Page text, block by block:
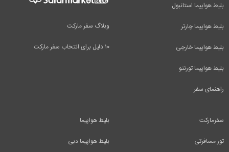
وبلاگ سفر مارکت
۱۰ دلیل برای انتخاب سفر مارکت
بلیط هواپیما استانبول
بلیط هواپیما چارتر
بلیط هواپیما خارجی
بلیط هواپیما تورنتو
راهنمای سفر
بلیط هواپیما
بلیط هواپیما دبی
سفرمارکت
تور مسافرتی